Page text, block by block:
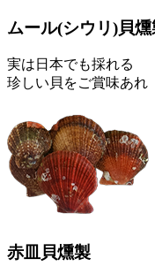
ムール(シウリ)貝
実は日本でも採れる
珍しい貝をご賞味あれ
赤皿貝燻製